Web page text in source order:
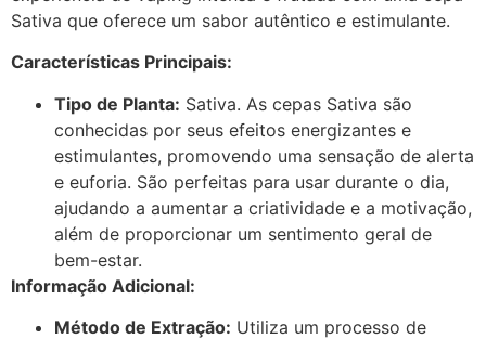
Sativa que oferece um sabor autêntico e estimulante.
Características Principais:
Tipo de Planta: Sativa. As cepas Sativa são
conhecidas por seus efeitos energizantes e
estimulantes, promovendo uma sensação de alerta
e euforia. São perfeitas para usar durante o dia,
ajudando a aumentar a criatividade e a motivação,
além de proporcionar um sentimento geral de
bem-estar.
Informação Adicional:
Método de Extração: Utiliza um processo de